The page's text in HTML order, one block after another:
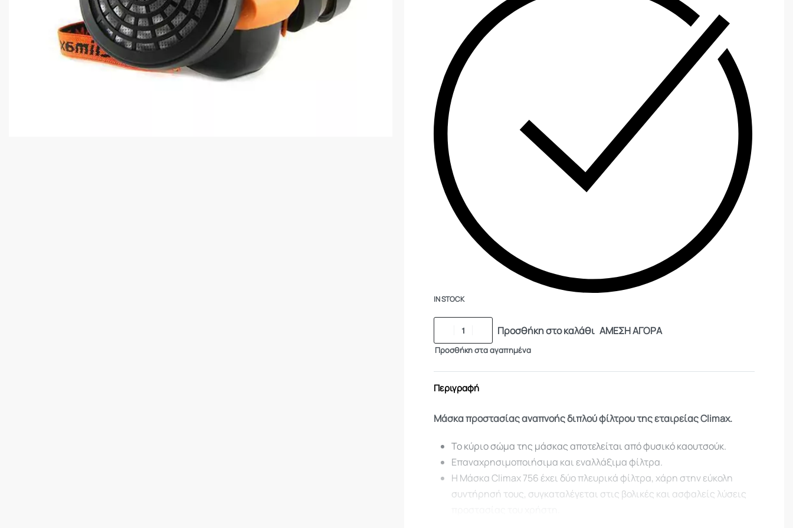
IN STOCK
Προσθήκη στο καλάθι ΑΜΕΣΗ ΑΓΟΡΑ
Προσθήκη στα αγαπημένα
Περιγραφή
Μάσκα προστασίας αναπνοής διπλού φίλτρου της εταιρείας Climax.
Το κύριο σώμα της μάσκας αποτελείται από φυσικό καουτσούκ.
Επαναχρησιμοποιήσιμα και εναλλάξιμα φίλτρα.
Η Μάσκα Climax 756 έχει δύο πλευρικά φίλτρα, χάρη στην εύκολη
συντήρησή τους, συγκαταλέγεται στις βολικές και ασφαλείς λύσεις